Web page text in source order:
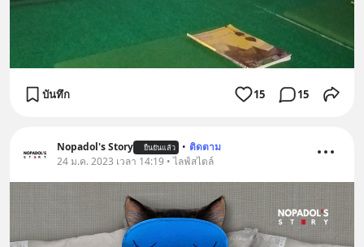
บันทึก 15 15
Nopadol's Story ยืนยันแล้ว • ติดตาม
24 ม.ค. 2023 เวลา 14:19 • ไลฟ์สไตล์